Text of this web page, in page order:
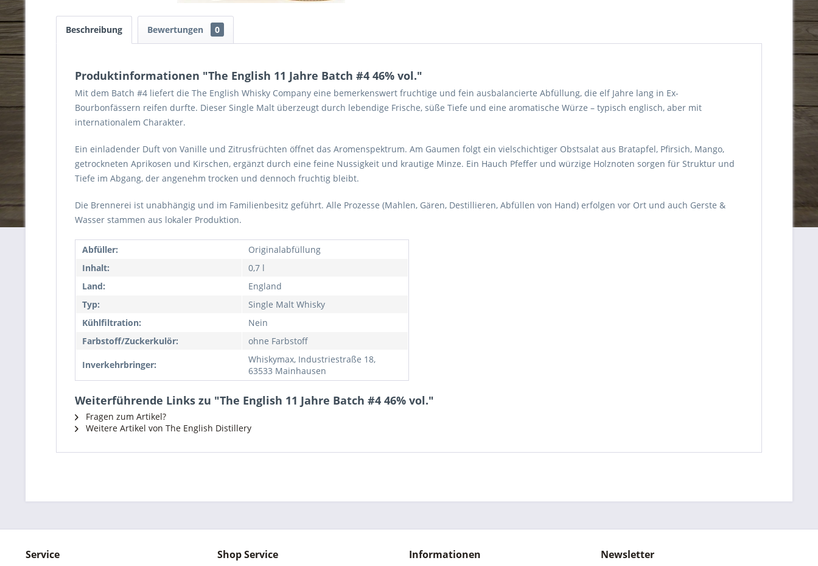
Beschreibung Bewertungen 0
Produktinformationen "The English 11 Jahre Batch #4 46% vol."
Mit dem Batch #4 liefert die The English Whisky Company eine bemerkenswert fruchtige und fein ausbalancierte Abfüllung, die elf Jahre lang in Ex-
Bourbonfässern reifen durfte. Dieser Single Malt überzeugt durch lebendige Frische, süße Tiefe und eine aromatische Würze – typisch englisch, aber mit
internationalem Charakter.
Ein einladender Duft von Vanille und Zitrusfrüchten öffnet das Aromenspektrum. Am Gaumen folgt ein vielschichtiger Obstsalat aus Bratapfel, Pfirsich, Mango,
getrockneten Aprikosen und Kirschen, ergänzt durch eine feine Nussigkeit und krautige Minze. Ein Hauch Pfeffer und würzige Holznoten sorgen für Struktur und
Tiefe im Abgang, der angenehm trocken und dennoch fruchtig bleibt.
Die Brennerei ist unabhängig und im Familienbesitz geführt. Alle Prozesse (Mahlen, Gären, Destillieren, Abfüllen von Hand) erfolgen vor Ort und auch Gerste &
Wasser stammen aus lokaler Produktion.
Abfüller:
Originalabfüllung
Inhalt:
0,7 l
Land:
England
Typ:
Single Malt Whisky
Kühlfiltration:
Nein
Farbstoff/Zuckerkulör:
ohne Farbstoff
Inverkehrbringer:
Whiskymax, Industriestraße 18,
63533 Mainhausen
Weiterführende Links zu "The English 11 Jahre Batch #4 46% vol."
Fragen zum Artikel?
Weitere Artikel von The English Distillery
Service Shop Service Informationen Newsletter